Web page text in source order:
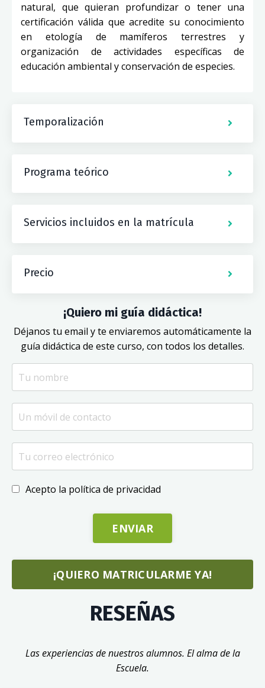
natural, que quieran profundizar o tener una
certificación válida que acredite su conocimiento
en etología de mamíferos terrestres y
organización de actividades específicas de
educación ambiental y conservación de especies.
Temporalización
Programa teórico
Servicios incluidos en la matrícula
Precio
¡Quiero mi guía didáctica!
Déjanos tu email y te enviaremos automáticamente la
guía didáctica de este curso, con todos los detalles.
Acepto la política de privacidad
ENVIAR
¡QUIERO MATRICULARME YA!
RESEÑAS
Las experiencias de nuestros alumnos. El alma de la
Escuela.